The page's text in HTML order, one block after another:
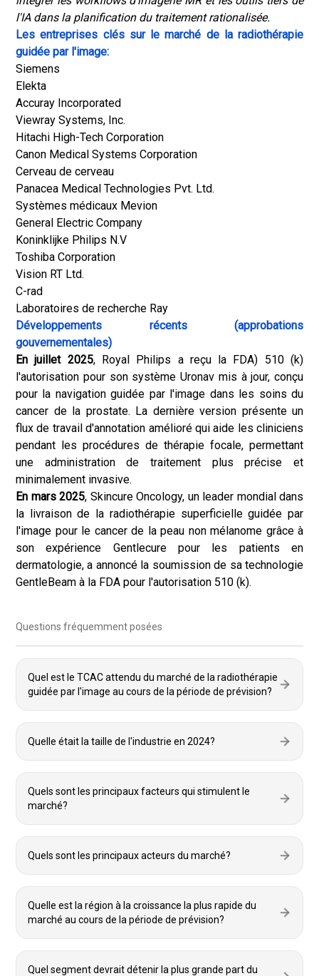
l'IA dans la planification du traitement rationalisée.
Les entreprises clés sur le marché de la radiothérapie
guidée par l'image:
Siemens
Elekta
Accuray Incorporated
Viewray Systems, Inc.
Hitachi High-Tech Corporation
Canon Medical Systems Corporation
Cerveau de cerveau
Panacea Medical Technologies Pvt. Ltd.
Systèmes médicaux Mevion
General Electric Company
Koninklijke Philips N.V
Toshiba Corporation
Vision RT Ltd.
C-rad
Laboratoires de recherche Ray
Développements récents (approbations
gouvernementales)
En juillet 2025, Royal Philips a reçu la FDA) 510 (k)
l'autorisation pour son système Uronav mis à jour, conçu
pour la navigation guidée par l'image dans les soins du
cancer de la prostate. La dernière version présente un
flux de travail d'annotation amélioré qui aide les cliniciens
pendant les procédures de thérapie focale, permettant
une administration de traitement plus précise et
minimalement invasive.
En mars 2025, Skincure Oncology, un leader mondial dans
la livraison de la radiothérapie superficielle guidée par
l'image pour le cancer de la peau non mélanome grâce à
son expérience Gentlecure pour les patients en
dermatologie, a annoncé la soumission de sa technologie
GentleBeam à la FDA pour l'autorisation 510 (k).
Questions fréquemment posées
Quel est le TCAC attendu du marché de la radiothérapie
guidée par l'image au cours de la période de prévision?
Quelle était la taille de l'industrie en 2024?
Quels sont les principaux facteurs qui stimulent le
marché?
Quels sont les principaux acteurs du marché?
Quelle est la région à la croissance la plus rapide du
marché au cours de la période de prévision?
Quel segment devrait détenir la plus grande part du